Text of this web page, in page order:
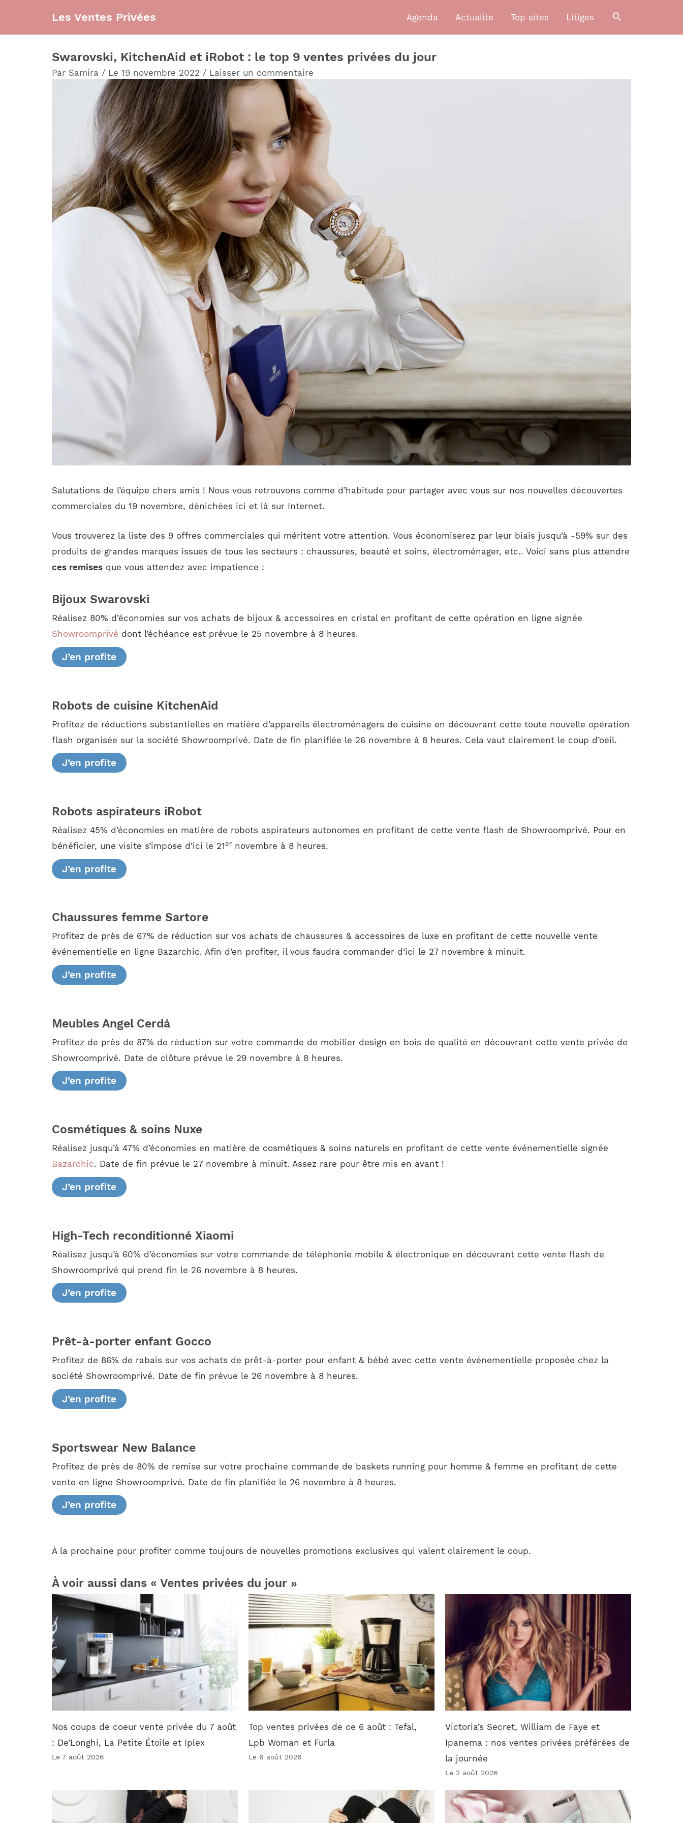
Les Ventes Privées Agenda Actualité Top sites Litiges
Swarovski, KitchenAid et iRobot : le top 9 ventes privées du jour
Par Samira / Le 19 novembre 2022 / Laisser un commentaire
Salutations de l’équipe chers amis ! Nous vous retrouvons comme d’habitude pour partager avec vous sur nos nouvelles découvertes
commerciales du 19 novembre, dénichées ici et là sur Internet.
Vous trouverez la liste des 9 offres commerciales qui méritent votre attention. Vous économiserez par leur biais jusqu’à -59% sur des
produits de grandes marques issues de tous les secteurs : chaussures, beauté et soins, électroménager, etc.. Voici sans plus attendre
ces remises que vous attendez avec impatience :
Bijoux Swarovski
Réalisez 80% d’économies sur vos achats de bijoux & accessoires en cristal en profitant de cette opération en ligne signée
Showroomprivé dont l’échéance est prévue le 25 novembre à 8 heures.
J’en profite
Robots de cuisine KitchenAid
Profitez de réductions substantielles en matière d’appareils électroménagers de cuisine en découvrant cette toute nouvelle opération
flash organisée sur la société Showroomprivé. Date de fin planifiée le 26 novembre à 8 heures. Cela vaut clairement le coup d’oeil.
J’en profite
Robots aspirateurs iRobot
Réalisez 45% d’économies en matière de robots aspirateurs autonomes en profitant de cette vente flash de Showroomprivé. Pour en
bénéficier, une visite s’impose d’ici le 21er novembre à 8 heures.
J’en profite
Chaussures femme Sartore
Profitez de près de 67% de réduction sur vos achats de chaussures & accessoires de luxe en profitant de cette nouvelle vente
événementielle en ligne Bazarchic. Afin d’en profiter, il vous faudra commander d’ici le 27 novembre à minuit.
J’en profite
Meubles Angel Cerdá
Profitez de près de 87% de réduction sur votre commande de mobilier design en bois de qualité en découvrant cette vente privée de
Showroomprivé. Date de clôture prévue le 29 novembre à 8 heures.
J’en profite
Cosmétiques & soins Nuxe
Réalisez jusqu’à 47% d’économies en matière de cosmétiques & soins naturels en profitant de cette vente événementielle signée
Bazarchic. Date de fin prévue le 27 novembre à minuit. Assez rare pour être mis en avant !
J’en profite
High-Tech reconditionné Xiaomi
Réalisez jusqu’à 60% d’économies sur votre commande de téléphonie mobile & électronique en découvrant cette vente flash de
Showroomprivé qui prend fin le 26 novembre à 8 heures.
J’en profite
Prêt-à-porter enfant Gocco
Profitez de 86% de rabais sur vos achats de prêt-à-porter pour enfant & bébé avec cette vente événementielle proposée chez la
société Showroomprivé. Date de fin prévue le 26 novembre à 8 heures.
J’en profite
Sportswear New Balance
Profitez de près de 80% de remise sur votre prochaine commande de baskets running pour homme & femme en profitant de cette
vente en ligne Showroomprivé. Date de fin planifiée le 26 novembre à 8 heures.
J’en profite
À la prochaine pour profiter comme toujours de nouvelles promotions exclusives qui valent clairement le coup.
À voir aussi dans « Ventes privées du jour »
Nos coups de coeur vente privée du 7 août
: De’Longhi, La Petite Étoile et Iplex
Le 7 août 2026
Top ventes privées de ce 6 août : Tefal,
Lpb Woman et Furla
Le 6 août 2026
Victoria’s Secret, William de Faye et
Ipanema : nos ventes privées préférées de
la journée
Le 2 août 2026